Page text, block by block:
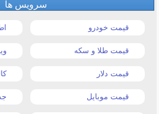
سرویس ها
قیمت خودرو
قیمت طلا و سکه
قیمت دلار
قیمت موبایل